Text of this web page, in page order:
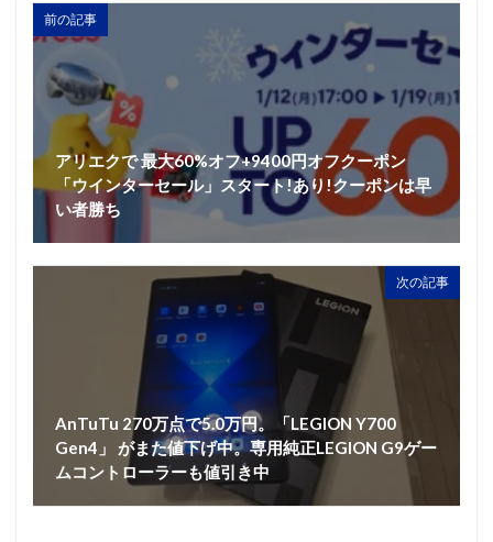
前の記事
アリエクで 最大60%オフ+9400円オフクーポン
「ウインターセール」スタート!あり!クーポンは早
い者勝ち
次の記事
AnTuTu 270万点で5.0万円。「LEGION Y700
Gen4」 がまた値下げ中。専用純正LEGION G9ゲー
ムコントローラーも値引き中